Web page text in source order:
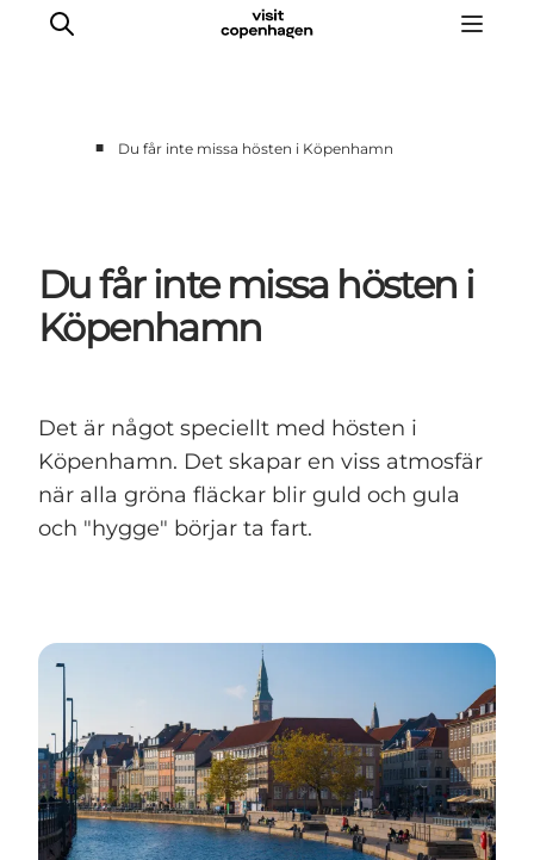
Planera din resa
■ Du får inte missa hösten i Köpenhamn
Du får inte missa hösten i
Köpenhamn
Det är något speciellt med hösten i
Köpenhamn. Det skapar en viss atmosfär
när alla gröna fläckar blir guld och gula
och "hygge" börjar ta fart.